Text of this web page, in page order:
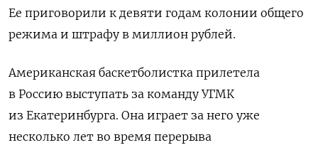
Ее приговорили к девяти годам колонии общего
режима и штрафу в миллион рублей.
Американская баскетболистка прилетела
в Россию выступать за команду УГМК
из Екатеринбурга. Она играет за него уже
несколько лет во время перерыва